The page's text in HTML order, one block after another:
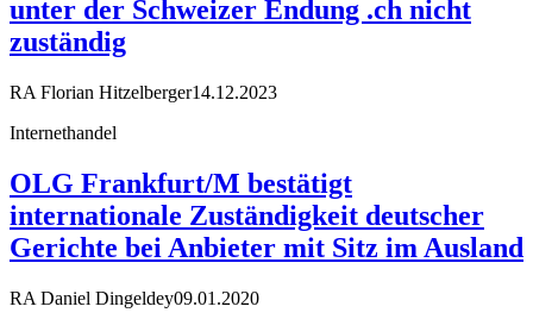
unter der Schweizer Endung .ch nicht
zuständig
RA Florian Hitzelberger14.12.2023
Internethandel
OLG Frankfurt/M bestätigt
internationale Zuständigkeit deutscher
Gerichte bei Anbieter mit Sitz im Ausland
RA Daniel Dingeldey09.01.2020